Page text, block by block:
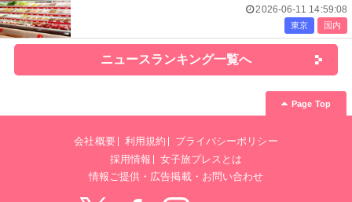
2026-06-11 14:59:08
東京 国内
ニュースランキング一覧へ
Page Top
会社概要 利用規約
プライバシーポリシー
採用情報
女子旅プレスとは
情報ご提供・広告掲載・お問い合わせ